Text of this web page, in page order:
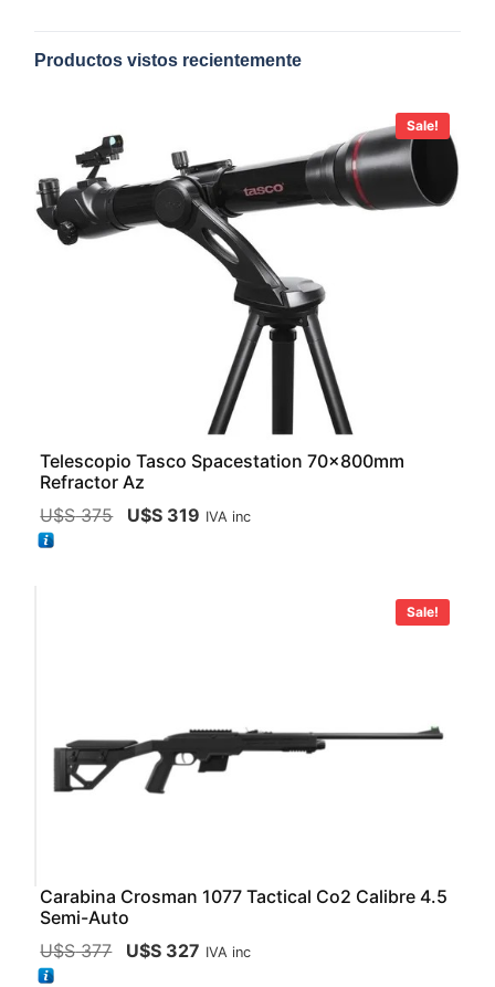
Productos vistos recientemente
Sale!
Telescopio Tasco Spacestation 70x800mm
Refractor Az
U$S375 U$S 319 IVA inc
Sale!
Carabina Crosman 1077 Tactical Co2 Calibre 4.5
Semi-Auto
U$S377 U$S 327 IVA inc